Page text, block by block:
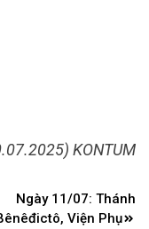
KONTUM
Ngày 11/07: Thánh
Viện Phụ